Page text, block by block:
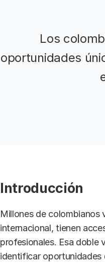
Los
oportunidades
Introducción
Millones de colombianos
internacional, tienen
profesionales. Esa doble
identificar oportunidades